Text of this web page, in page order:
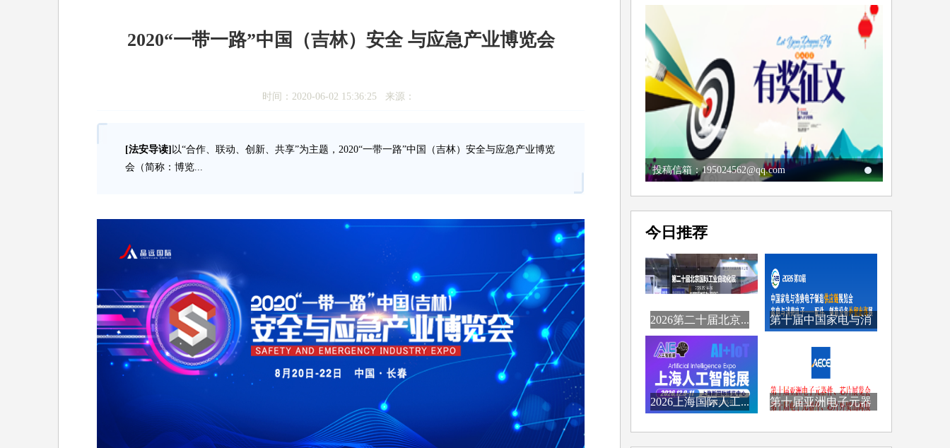
2020“一带一路”中国（吉林）安全 与应急产业博览会
时间：2020-06-02 15:36:25 来源：
[法安导读] 以“合作、联动、创新、共享”为主题，2020“一带一路”中国（吉林）安全与应急产业博览
会（简称：博览...
投稿信箱：195024562@qq.com
今日推荐
2026第二十届北京...
第十届中国家电与消
2026上海国际人工...
第十届亚洲电子元器